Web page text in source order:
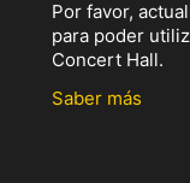
Por favor,
para poder
Concert Hall.
Saber más